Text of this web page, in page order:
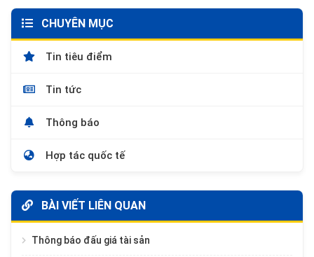
CHUYÊN MỤC
Tin tiêu điểm
Tin tức
Thông báo
Hợp tác quốc tế
BÀI VIẾT LIÊN QUAN
Thông báo đấu giá tài sản